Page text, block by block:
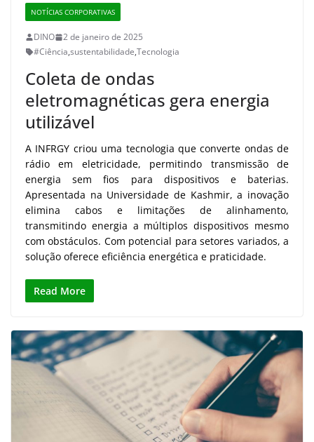
NOTÍCIAS CORPORATIVAS
DINO
2 de janeiro de 2025
#Ciência,sustentabilidade,Tecnologia
Coleta de ondas
eletromagnéticas gera energia
utilizável
A INFRGY criou uma tecnologia que converte ondas de
rádio em eletricidade, permitindo transmissão de
energia sem fios para dispositivos e baterias.
Apresentada na Universidade de Kashmir, a inovação
elimina cabos e limitações de alinhamento,
transmitindo energia a múltiplos dispositivos mesmo
com obstáculos. Com potencial para setores variados, a
solução oferece eficiência energética e praticidade.
Read More